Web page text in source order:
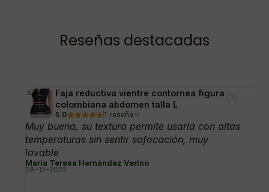
Reseñas destacadas
Faja reductiva vientre contornea figura
colombiana abdomen talla L
5.0 1 reseña
Muy buena, su textura permite usarla con altas
temperaturas sin sentir sofocación, muy
lavable
María Teresa Hernández Verino
08-12-2022